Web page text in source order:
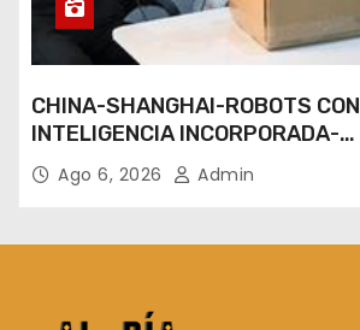
CHINA-SHANGHAI-ROBOTS CON
INTELIGENCIA INCORPORADA-
ENTRENAMIENTO
Ago 6, 2026 Admin